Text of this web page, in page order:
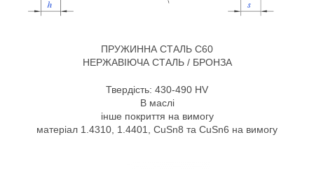
ПРУЖИННА СТАЛЬ C60
НЕРЖАВІЮЧА СТАЛЬ / БРОНЗА
Твердість: 430-490 HV
В маслі
інше покриття на вимогу
матеріал 1.4310, 1.4401, CuSn8 та CuSn6 на вимогу